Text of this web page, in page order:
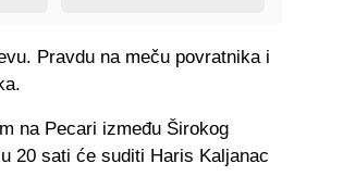
Pravdu na meču povratnika i
na Pecari između Širokog
20 sati će suditi Haris Kaljanac